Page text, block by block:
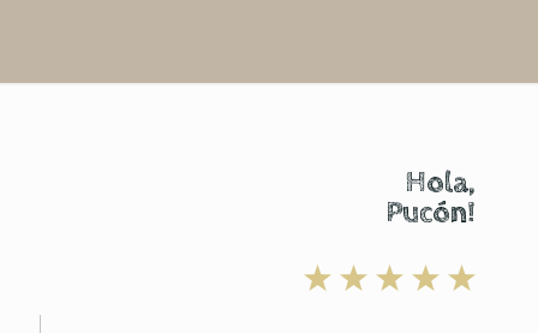
Hola,
Pucón!